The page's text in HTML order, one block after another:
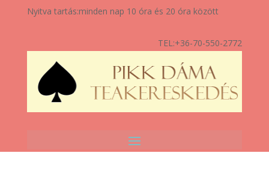
Nyitva tartás:minden nap 10 óra és 20 óra között
TEL:+36-70-550-2772